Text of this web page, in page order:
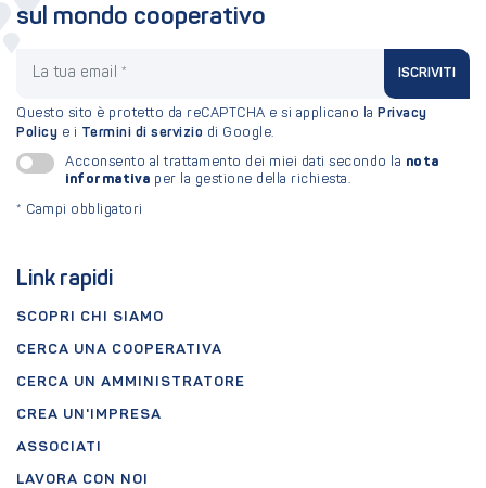
Link rapidi
SCOPRI CHI SIAMO
CERCA UNA COOPERATIVA
CERCA UN AMMINISTRATORE
CREA UN'IMPRESA
ASSOCIATI
LAVORA CON NOI
sul mondo cooperativo
ISCRIVITI
Questo sito è protetto da reCAPTCHA e si applicano la Privacy
Policy e i Termini di servizio di Google.
Acconsento al trattamento dei miei dati secondo la nota
informativa per la gestione della richiesta.
* Campi obbligatori